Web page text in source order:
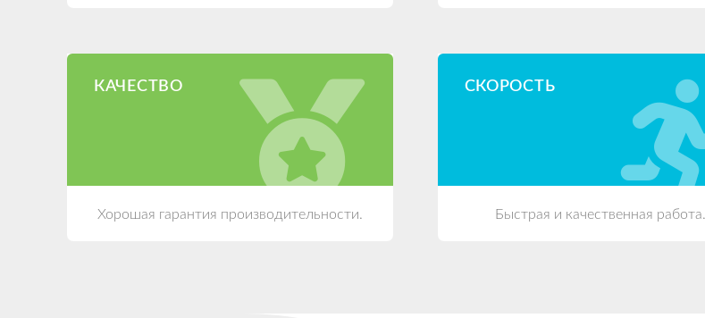
КАЧЕСТВО
Хорошая гарантия производительности.
СКОРОСТЬ
Быстрая и качественная работа.